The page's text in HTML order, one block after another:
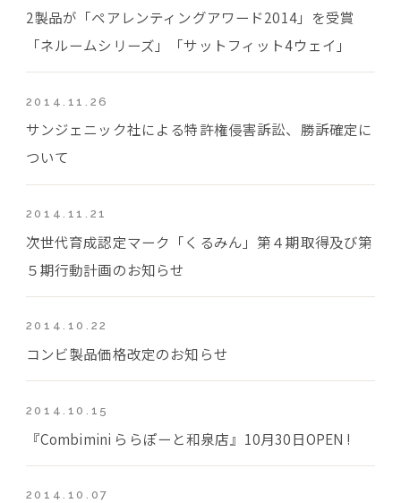
2製品が「ペアレンティングアワード2014」を受賞
「ネルームシリーズ」「サットフィット4ウェイ」
2014.11.26
サンジェニック社による特許権侵害訴訟、勝訴確定に
ついて
2014.11.21
次世代育成認定マーク「くるみん」第４期取得及び第
５期行動計画のお知らせ
2014.10.22
コンビ製品価格改定のお知らせ
2014.10.15
『Combimini ららぽーと和泉店』10月30日OPEN !
2014.10.07